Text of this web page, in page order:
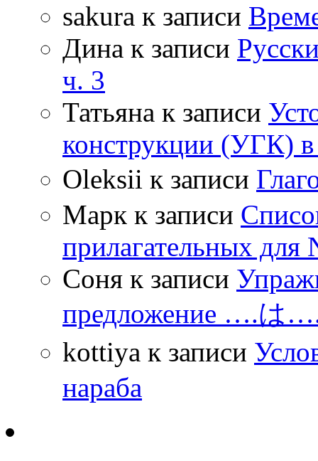
sakura к записи
Дина к записи
ч. 3
Татьяна к записи
конструкции (УГК) в
Oleksii к записи
Марк к записи
прилагательных для
Соня к записи
предложение ….は
kottiya к записи
нараба